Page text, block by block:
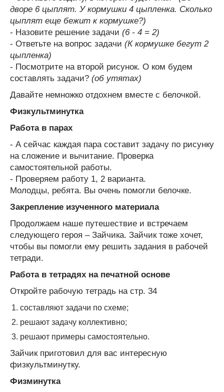
дворе 6 цыплят. У кормушки 4 цыпленка. Сколько
цыплят еще бежит к кормушке?)
- Назовите решение задачи (6 - 4 = 2)
- Ответьте на вопрос задачи (К кормушке бегут 2
цыпленка)
- Посмотрите на второй рисунок. О ком будем
составлять задачи? (об утятах)
Давайте немножко отдохнем вместе с белочкой.
Физкультминутка
Работа в парах
- А сейчас каждая пара составит задачу по рисунку
на сложение и вычитание. Проверка
самостоятельной работы.
- Проверяем работу 1, 2 варианта.
Молодцы, ребята. Вы очень помогли белочке.
Закрепление изученного материала
Продолжаем наше путешествие и встречаем
следующего героя – Зайчика. Зайчик тоже хочет,
чтобы вы помогли ему решить задания в рабочей
тетради.
Работа в тетрадях на печатной основе
Откройте рабочую тетрадь на стр. 34
составляют задачи по схеме;
решают задачу коллективно;
решают примеры самостоятельно.
Зайчик приготовил для вас интересную
физкультминутку.
Физминутка